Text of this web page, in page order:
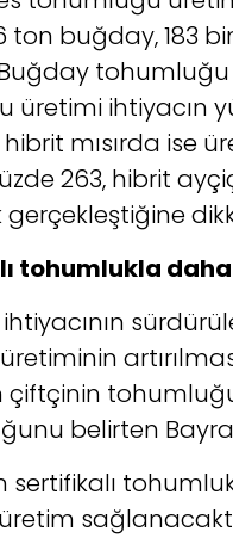
ton buğday, 183
tohumluğu
ihtiyacın
mısırda ise
263, hibrit
tohumlukla
çiftçinin
belirten
sertifikalı